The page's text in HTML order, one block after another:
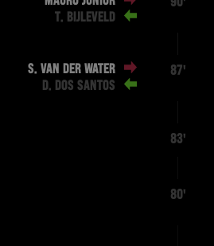
T. BIJLEVELD
S. VAN DER WATER
D. DOS SANTOS
87'
83'
80'